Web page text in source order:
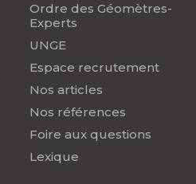
Ordre des Géomètres-
Experts
UNGE
Espace recrutement
Nos articles
Nos références
Foire aux questions
Lexique